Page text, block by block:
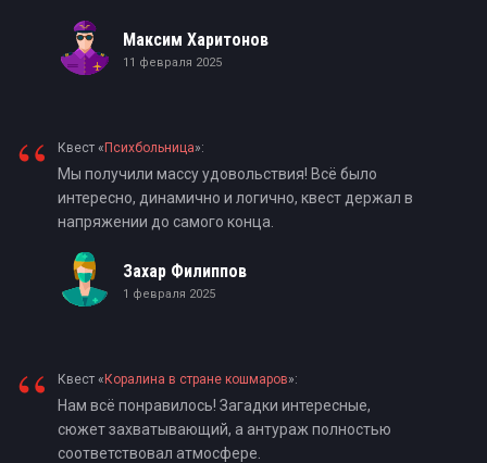
Максим Харитонов
11 февраля 2025
“ Квест «Психбольница»:
Мы получили массу удовольствия! Всё было
интересно, динамично и логично, квест держал в
напряжении до самого конца.
Захар Филиппов
1 февраля 2025
“ Квест «Коралина в стране кошмаров»:
Нам всё понравилось! Загадки интересные,
сюжет захватывающий, а антураж полностью
соответствовал атмосфере.